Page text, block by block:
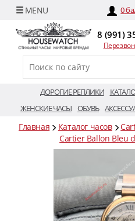
0
8 (991)
ДОРОГИЕ РЕПЛИКИ
ЖЕНСКИЕ ЧАСЫ ОБУВЬ
Главная Каталог часов
Cartier Ballon Bleu